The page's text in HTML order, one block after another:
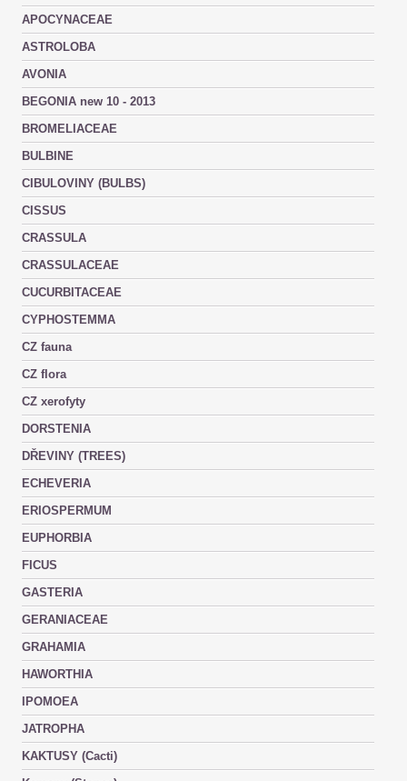
APOCYNACEAE
ASTROLOBA
AVONIA
BEGONIA new 10 - 2013
BROMELIACEAE
BULBINE
CIBULOVINY (BULBS)
CISSUS
CRASSULA
CRASSULACEAE
CUCURBITACEAE
CYPHOSTEMMA
CZ fauna
CZ flora
CZ xerofyty
DORSTENIA
DŘEVINY (TREES)
ECHEVERIA
ERIOSPERMUM
EUPHORBIA
FICUS
GASTERIA
GERANIACEAE
GRAHAMIA
HAWORTHIA
IPOMOEA
JATROPHA
KAKTUSY (Cacti)